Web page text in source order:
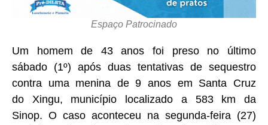
Espaço Patrocinado
Um homem de 43 anos foi preso no último
sábado (1º) após duas tentativas de sequestro
contra uma menina de 9 anos em Santa Cruz
do Xingu, município localizado a 583 km da
Sinop. O caso aconteceu na segunda-feira (27)